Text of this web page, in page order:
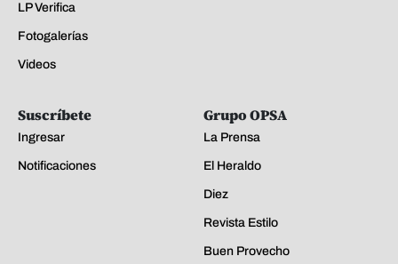
LP Verifica
Fotogalerías
Videos
Suscríbete
Ingresar
Notificaciones
Grupo OPSA
La Prensa
El Heraldo
Diez
Revista Estilo
Buen Provecho